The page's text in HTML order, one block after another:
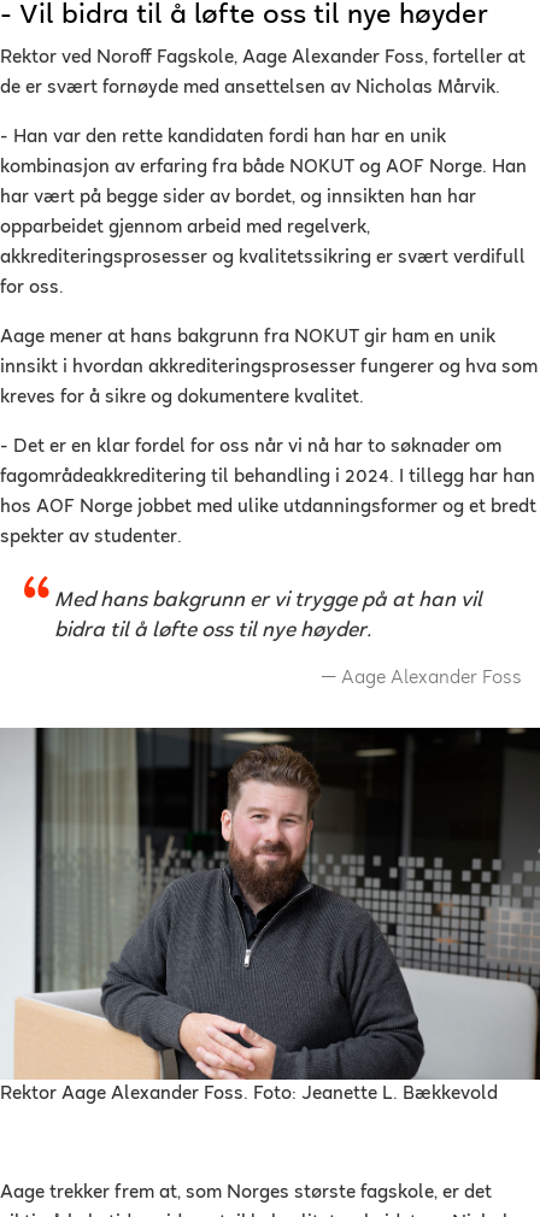
- Vil bidra til å løfte oss til nye høyder
Rektor ved Noroff Fagskole, Aage Alexander Foss, forteller at
de er svært fornøyde med ansettelsen av Nicholas Mårvik.
- Han var den rette kandidaten fordi han har en unik
kombinasjon av erfaring fra både NOKUT og AOF Norge. Han
har vært på begge sider av bordet, og innsikten han har
opparbeidet gjennom arbeid med regelverk,
akkrediteringsprosesser og kvalitetssikring er svært verdifull
for oss.
Aage mener at hans bakgrunn fra NOKUT gir ham en unik
innsikt i hvordan akkrediteringsprosesser fungerer og hva som
kreves for å sikre og dokumentere kvalitet.
- Det er en klar fordel for oss når vi nå har to søknader om
fagområdeakkreditering til behandling i 2024. I tillegg har han
hos AOF Norge jobbet med ulike utdanningsformer og et bredt
spekter av studenter.
Med hans bakgrunn er vi trygge på at han vil
bidra til å løfte oss til nye høyder.
Aage Alexander Foss
Rektor Aage Alexander Foss. Foto: Jeanette L. Bækkevold
Aage trekker frem at, som Norges største fagskole, er det